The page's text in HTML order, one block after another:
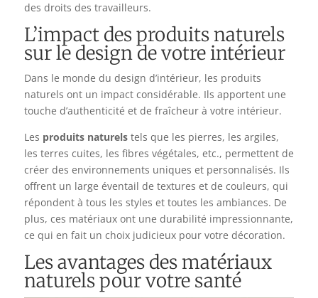
des droits des travailleurs.
L’impact des produits naturels
sur le design de votre intérieur
Dans le monde du design d’intérieur, les produits
naturels ont un impact considérable. Ils apportent une
touche d’authenticité et de fraîcheur à votre intérieur.
Les produits naturelstels que les pierres, les argiles,
les terres cuites, les fibres végétales, etc., permettent de
créer des environnements uniques et personnalisés. Ils
offrent un large éventail de textures et de couleurs, qui
répondent à tous les styles et toutes les ambiances. De
plus, ces matériaux ont une durabilité impressionnante,
ce qui en fait un choix judicieux pour votre décoration.
Les avantages des matériaux
naturels pour votre santé